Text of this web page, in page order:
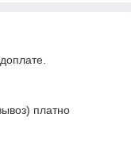
платно